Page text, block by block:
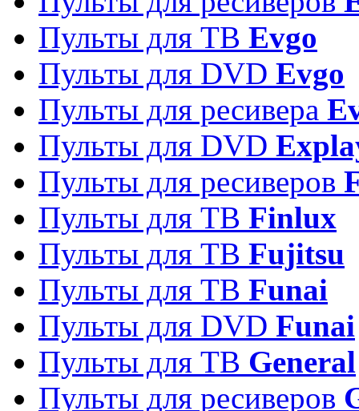
Пульты для ТВ Evgo
Пульты для DVD Evgo
Пульты для ресивера
Пульты для DVD
Пульты для ресиверов
Пульты для ТВ Finlux
Пульты для ТВ Fujitsu
Пульты для ТВ Funai
Пульты для DVD Funai
Пульты для ТВ General
Пульты для ресиверов